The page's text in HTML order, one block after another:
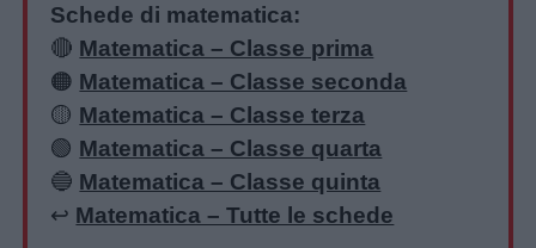
Schede di matematica:
🔴 Matematica – Classe prima
🟠 Matematica – Classe seconda
🟡 Matematica – Classe terza
🟢 Matematica – Classe quarta
🔵 Matematica – Classe quinta
↩️ Matematica – Tutte le schede